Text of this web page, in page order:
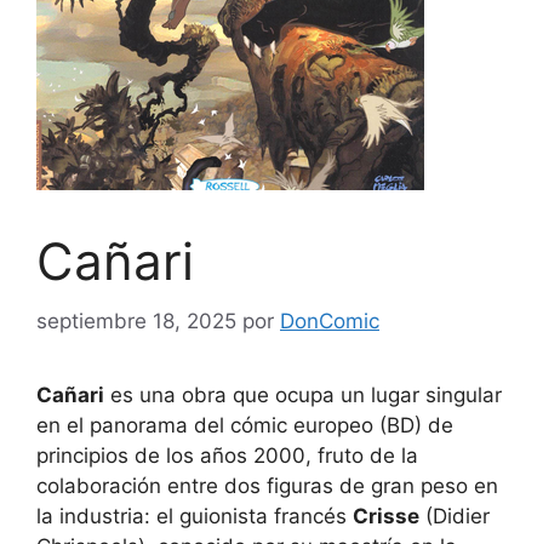
Cañari
septiembre 18, 2025 por DonComic
Cañari es una obra que ocupa un lugar singular
en el panorama del cómic europeo (BD) de
principios de los años 2000, fruto de la
colaboración entre dos figuras de gran peso en
la industria: el guionista francés Crisse (Didier